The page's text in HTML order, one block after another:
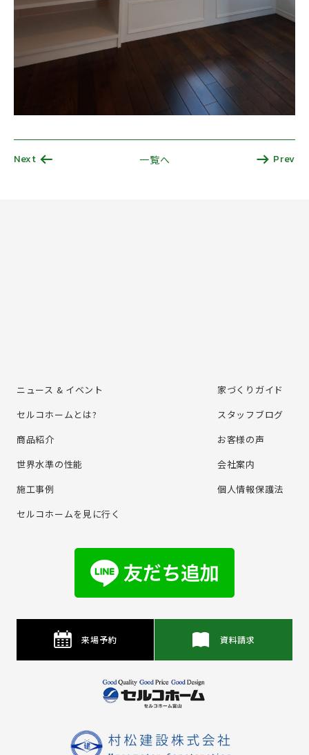
Next 一覧へ Prev
ニュース & イベント
セルコホームとは?
商品紹介
世界水準の性能
施⼯事例
セルコホームを⾒に⾏く
家づくりガイド
スタッフブログ
お客様の声
会社案内
個⼈情報保護法
来場予約 資料請求